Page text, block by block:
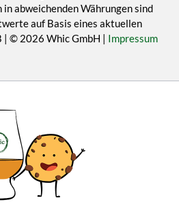
in abweichenden Währungen sind
auf Basis eines aktuellen
| © 2026 Whic GmbH | Impressum